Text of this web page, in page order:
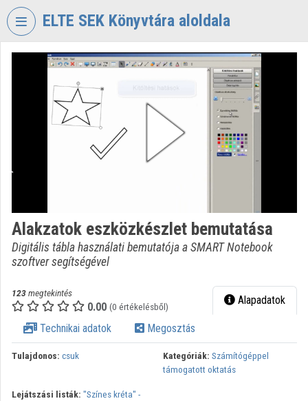
Fejléc kihagyása
ELTE SEK Könyvtára aloldala
VIDEOTORIUM
Bejelentkezés
Intézményi felfedezés
Kategóriák
Intézményi listák
Intézmények
Alakzatok eszközkészlet bemutatása
Digitális tábla használati bemutatója a SMART Notebook
szoftver segítségével
123megtekintés
0.00 (0 értékelésből) Alapadatok
Technikai adatok Megosztás
Tulajdonos: csuk Kategóriák: Számítógéppel
támogatott oktatás
Lejátszási listák: "Színes kréta" -